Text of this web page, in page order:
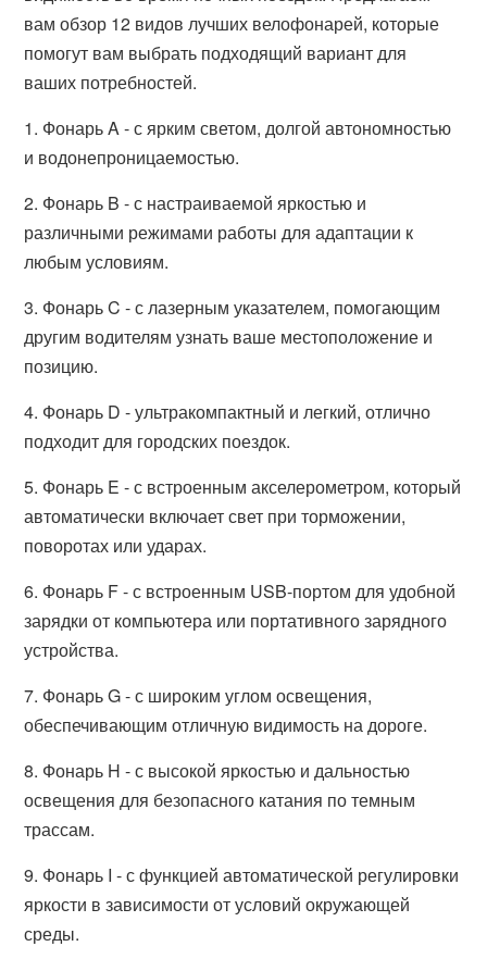
вам обзор 12 видов лучших велофонарей, которые
помогут вам выбрать подходящий вариант для
ваших потребностей.
1. Фонарь A - с ярким светом, долгой автономностью
и водонепроницаемостью.
2. Фонарь B - с настраиваемой яркостью и
различными режимами работы для адаптации к
любым условиям.
3. Фонарь C - с лазерным указателем, помогающим
другим водителям узнать ваше местоположение и
позицию.
4. Фонарь D - ультракомпактный и легкий, отлично
подходит для городских поездок.
5. Фонарь E - с встроенным акселерометром, который
автоматически включает свет при торможении,
поворотах или ударах.
6. Фонарь F - с встроенным USB-портом для удобной
зарядки от компьютера или портативного зарядного
устройства.
7. Фонарь G - с широким углом освещения,
обеспечивающим отличную видимость на дороге.
8. Фонарь H - с высокой яркостью и дальностью
освещения для безопасного катания по темным
трассам.
9. Фонарь I - с функцией автоматической регулировки
яркости в зависимости от условий окружающей
среды.